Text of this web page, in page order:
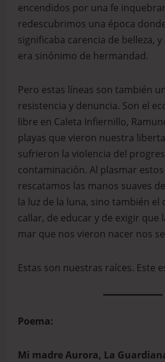
encendidos por una fe
redescubrimos una época
significaba carencia de belleza,
era sinónimo de hermandad.
Pero estas líneas son también
resistencia y denuncia. Son el
libre en Caleta Infiernillo,
playas que vieron nuestra
sufrieron la violencia del
contaminación. Al plasmar
rescatamos las manos suaves
la luz de la luna, sino también
callar, de educar y de exigir que
mar que nos vieron nacer nos
Estas son nuestras raíces. Este
Poema:
Mi madre Aurora, La